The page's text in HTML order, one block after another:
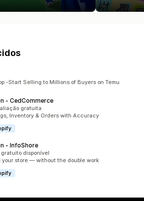
-Start Selling to Millions of Buyers on Temu
‑ CedCommerce
todo gratuita
Inventory & Orders with Accuracy
‑ InfoShore
todo
gratuito disponível
your store — without the double work